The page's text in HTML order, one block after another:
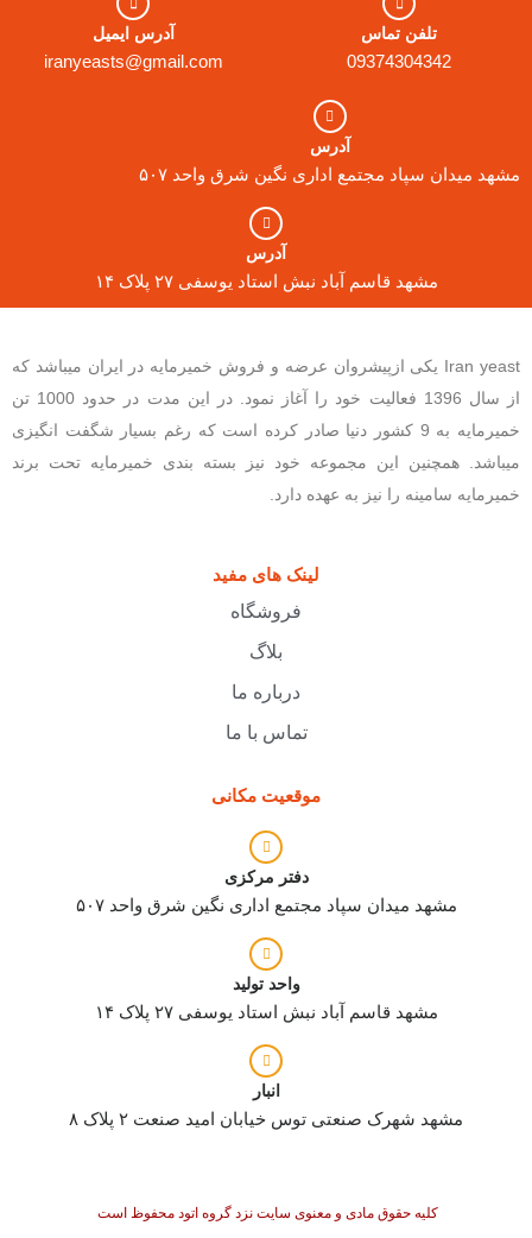
تلفن تماس
09374304342
آدرس ایمیل
iranyeasts@gmail.com
آدرس
مشهد میدان سپاد مجتمع اداری نگین شرق واحد ۵۰۷
آدرس
مشهد قاسم آباد نبش استاد یوسفی ۲۷ پلاک ۱۴
Iran yeast یکی ازپیشروان عرضه و فروش خمیرمایه در ایران میباشد که
از سال 1396 فعالیت خود را آغاز نمود. در این مدت در حدود 1000 تن
خمیرمایه به 9 کشور دنیا صادر کرده است که رغم بسیار شگفت انگیزی
میباشد. همچنین این مجموعه خود نیز بسته بندی خمیرمایه تحت برند
خمیرمایه سامینه را نیز به عهده دارد.
لینک های مفید
فروشگاه
بلاگ
درباره ما
تماس با ما
موقعیت مکانی
دفتر مرکزی
مشهد میدان سپاد مجتمع اداری نگین شرق واحد ۵۰۷
واحد تولید
مشهد قاسم آباد نبش استاد یوسفی ۲۷ پلاک ۱۴
انبار
مشهد شهرک صنعتی توس خیابان امید صنعت ۲ پلاک ۸
کلیه حقوق مادی و معنوی سایت نزد گروه اتود محفوظ است